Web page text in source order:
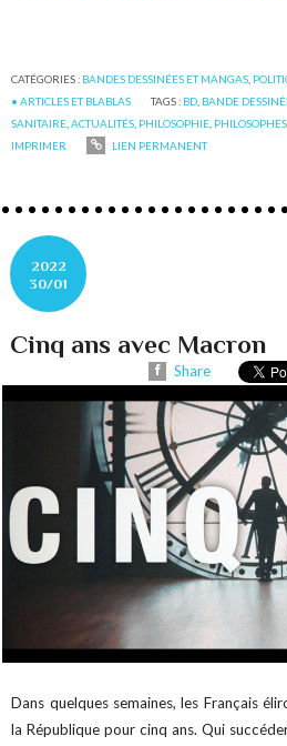
CATÉGORIES : BANDES DESSINÉES ET MANGAS
• ARTICLES ET BLABLAS
TAGS : BD BANDE
SANITAIRE ,ACTUALITÉS PHILOSOPHIE PHILOSOPHES
IMPRIMER
LIEN PERMANENT
2022
30/01
Cinq ans avec Macron
Share
Dans quelques semaines, les Français
la République pour cinq ans. Qui